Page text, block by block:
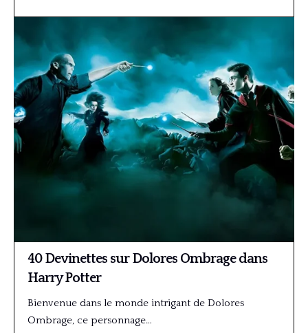
40 Devinettes sur Dolores Ombrage dans
Harry Potter
Bienvenue dans le monde intrigant de Dolores
Ombrage, ce personnage…